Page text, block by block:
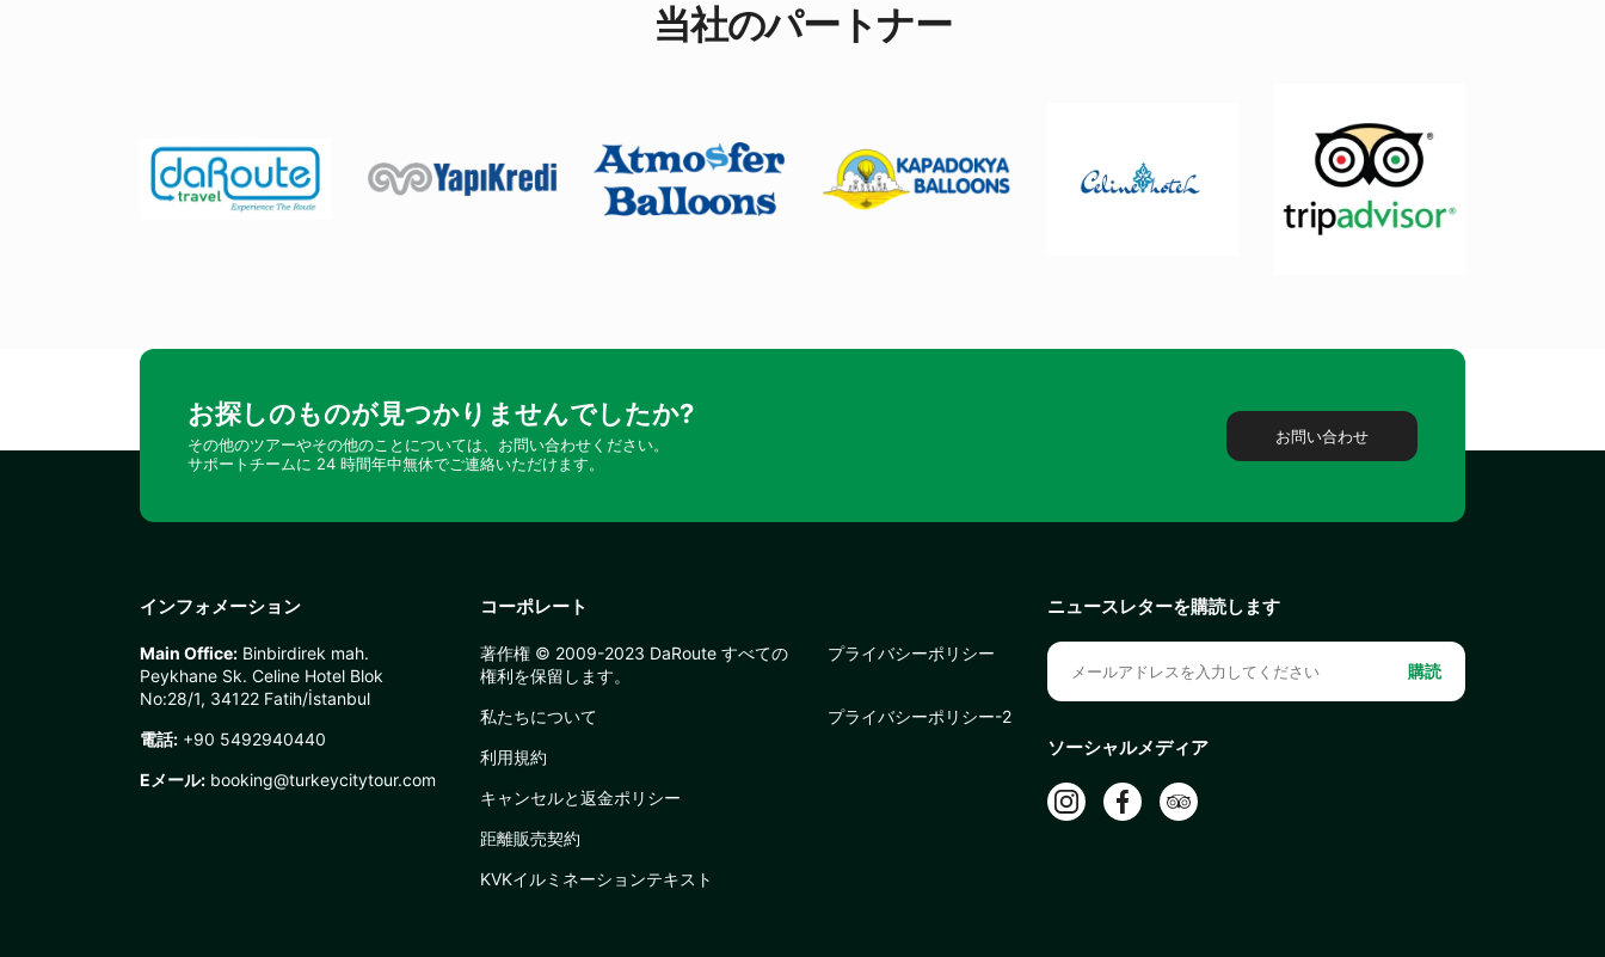
当社のパートナー
お探しのものが見つかりませんでしたか?
その他のツアーやその他のことについては、お問い合わせください。
サポートチームに 24 時間年中無休でご連絡いただけます。
お問い合わせ
インフォメーション
Main Office: Binbirdirek mah.
Peykhane Sk. Celine Hotel Blok
No:28/1, 34122 Fatih/İstanbul
電話: +90 5492940440
Eメール: booking@turkeycitytour.com
コーポレート
著作権 © 2009-2023 DaRoute すべての
権利を保留します。
私たちについて
利用規約
キャンセルと返金ポリシー
距離販売契約
KVKイルミネーションテキスト
プライバシーポリシー
プライバシーポリシー-2
ニュースレターを購読します
購読
ソーシャルメディア